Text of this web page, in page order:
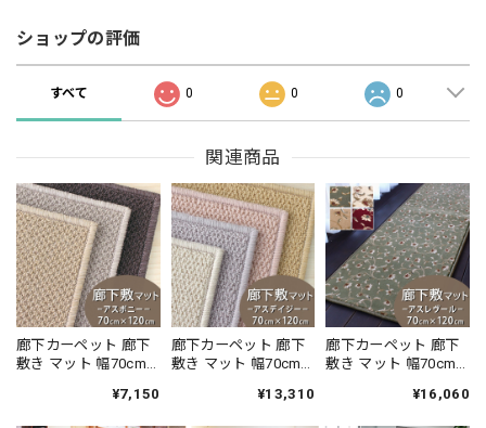
ショップの評価
すべて 0 0 0
関連商品
廊下カーペット 廊下
敷き マット 幅70cm×
く遊び毛出にくい素
¥7,150
廊下カーペット 廊下
敷き マット 幅70cm×
ーズ カーペット「消
¥13,310
廊下カーペット 廊下
敷き マット 幅70cm×
やかなグレード感あ
¥16,060